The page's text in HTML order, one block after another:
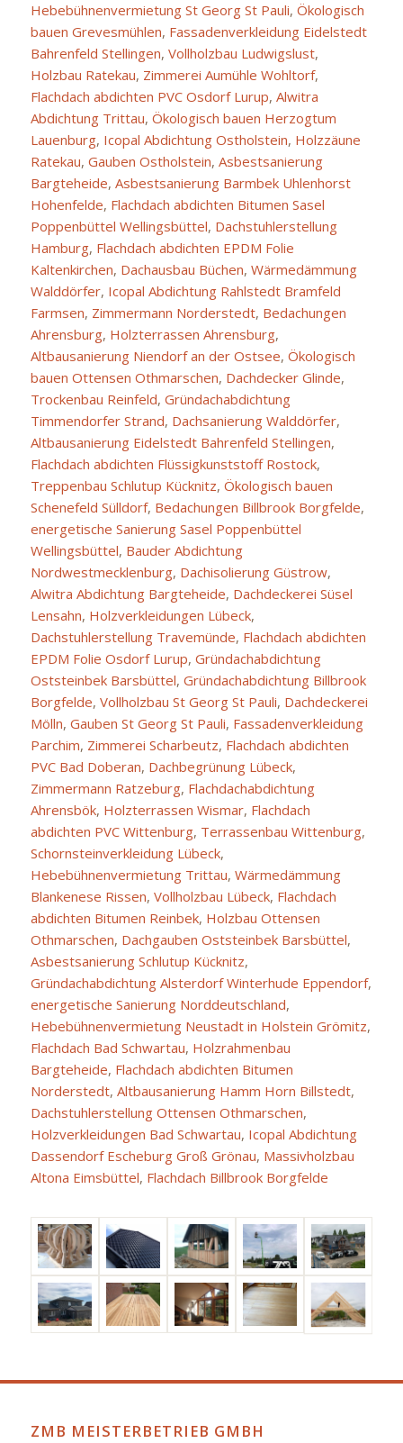
Hebebühnenvermietung St Georg St Pauli, Ökologisch
bauen Grevesmühlen, Fassadenverkleidung Eidelstedt
Bahrenfeld Stellingen, Vollholzbau Ludwigslust,
Holzbau Ratekau, Zimmerei Aumühle Wohltorf,
Flachdach abdichten PVC Osdorf Lurup, Alwitra
Abdichtung Trittau, Ökologisch bauen Herzogtum
Lauenburg, Icopal Abdichtung Ostholstein, Holzzäune
Ratekau, Gauben Ostholstein, Asbestsanierung
Bargteheide, Asbestsanierung Barmbek Uhlenhorst
Hohenfelde, Flachdach abdichten Bitumen Sasel
Poppenbüttel Wellingsbüttel, Dachstuhlerstellung
Hamburg, Flachdach abdichten EPDM Folie
Kaltenkirchen, Dachausbau Büchen, Wärmedämmung
Walddörfer, Icopal Abdichtung Rahlstedt Bramfeld
Farmsen, Zimmermann Norderstedt, Bedachungen
Ahrensburg, Holzterrassen Ahrensburg,
Altbausanierung Niendorf an der Ostsee, Ökologisch
bauen Ottensen Othmarschen, Dachdecker Glinde,
Trockenbau Reinfeld, Gründachabdichtung
Timmendorfer Strand, Dachsanierung Walddörfer,
Altbausanierung Eidelstedt Bahrenfeld Stellingen,
Flachdach abdichten Flüssigkunststoff Rostock,
Treppenbau Schlutup Kücknitz, Ökologisch bauen
Schenefeld Sülldorf, Bedachungen Billbrook Borgfelde,
energetische Sanierung Sasel Poppenbüttel
Wellingsbüttel, Bauder Abdichtung
Nordwestmecklenburg, Dachisolierung Güstrow,
Alwitra Abdichtung Bargteheide, Dachdeckerei Süsel
Lensahn, Holzverkleidungen Lübeck,
Dachstuhlerstellung Travemünde, Flachdach abdichten
EPDM Folie Osdorf Lurup, Gründachabdichtung
Oststeinbek Barsbüttel, Gründachabdichtung Billbrook
Borgfelde, Vollholzbau St Georg St Pauli, Dachdeckerei
Mölln, Gauben St Georg St Pauli, Fassadenverkleidung
Parchim, Zimmerei Scharbeutz, Flachdach abdichten
PVC Bad Doberan, Dachbegrünung Lübeck,
Zimmermann Ratzeburg, Flachdachabdichtung
Ahrensbök, Holzterrassen Wismar, Flachdach
abdichten PVC Wittenburg, Terrassenbau Wittenburg,
Schornsteinverkleidung Lübeck,
Hebebühnenvermietung Trittau, Wärmedämmung
Blankenese Rissen, Vollholzbau Lübeck, Flachdach
abdichten Bitumen Reinbek, Holzbau Ottensen
Othmarschen, Dachgauben Oststeinbek Barsbüttel,
Asbestsanierung Schlutup Kücknitz,
Gründachabdichtung Alsterdorf Winterhude Eppendorf,
energetische Sanierung Norddeutschland,
Hebebühnenvermietung Neustadt in Holstein Grömitz,
Flachdach Bad Schwartau, Holzrahmenbau
Bargteheide, Flachdach abdichten Bitumen
Norderstedt, Altbausanierung Hamm Horn Billstedt,
Dachstuhlerstellung Ottensen Othmarschen,
Holzverkleidungen Bad Schwartau, Icopal Abdichtung
Dassendorf Escheburg Groß Grönau, Massivholzbau
Altona Eimsbüttel, Flachdach Billbrook Borgfelde
ZMB MEISTERBETRIEB GMBH